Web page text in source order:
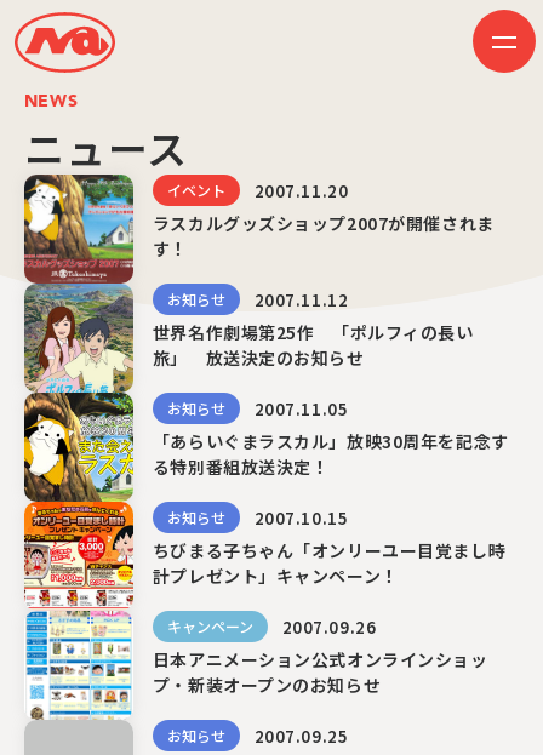
〒104-0061
東京都中央区銀座7丁目13番20号 銀座THビル5F
HOME
ニュース
ビジネス
作品紹介
会社案内
創業50周年記念ページ
音楽配信
採用情報
プレスリリース
お問い合わせ
NEWS
ニュース
イベント 2007.11.20
ラスカルグッズショップ2007が開催されま
す！
お知らせ 2007.11.12
世界名作劇場第25作 「ポルフィの長い
旅」 放送決定のお知らせ
お知らせ 2007.11.05
「あらいぐまラスカル」放映30周年を記念す
る特別番組放送決定！
お知らせ 2007.10.15
ちびまる子ちゃん「オンリーユー目覚まし時
計プレゼント」キャンペーン！
キャンペーン 2007.09.26
日本アニメーション公式オンラインショッ
プ・新装オープンのお知らせ
お知らせ 2007.09.25